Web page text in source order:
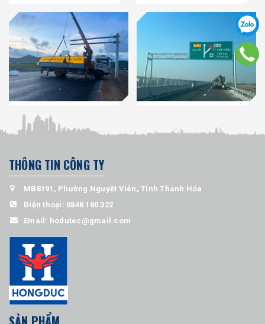
THÔNG TIN CÔNG TY
MB8191, Phường Nguyệt Viên, Tỉnh Thanh Hóa
Điện thoại: 0848 180 322
Email: hodutec@gmail.com